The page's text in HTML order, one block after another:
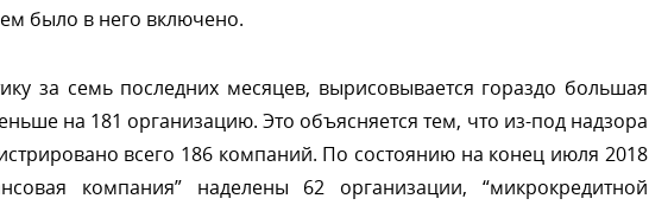
было в него включено.
за семь последних месяцев, вырисовывается гораздо большая
на 181 организацию. Это объясняется тем, что из-под надзора
всего 186 компаний. По состоянию на конец июля 2018
компания” наделены 62 организации, “микрокредитной